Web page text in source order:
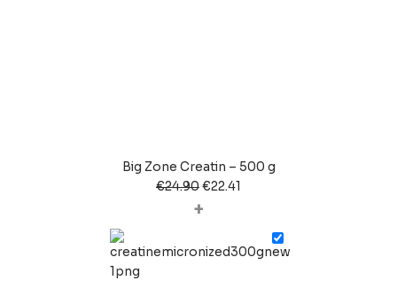
Big Zone Creatin – 500 g
€24.90€22.41
+